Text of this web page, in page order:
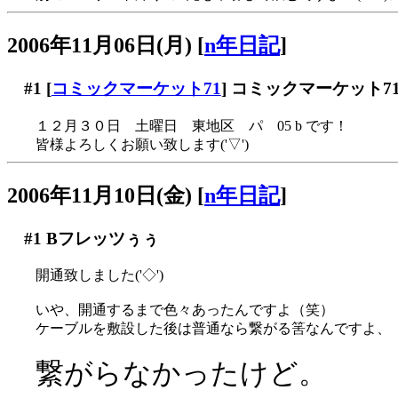
2006年11月06日(月) [n年日記]
#1 [コミックマーケット71] コミックマーケット
１２月３０日 土曜日 東地区 パ 05 b です！
皆様よろしくお願い致します('▽')
2006年11月10日(金) [n年日記]
#1 Bフレッツぅぅ
開通致しました('◇')ゞ
いや、開通するまで色々あったんですよ（笑）
ケーブルを敷設した後は普通なら繋がる筈なんですよ、
繋がらなかったけど。